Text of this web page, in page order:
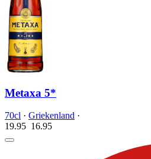
Metaxa 5*
70cl · Griekenland ·
19.95 16.95